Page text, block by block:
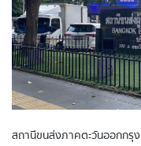
สถานีขนส่งภาคตะวันออกกรุง